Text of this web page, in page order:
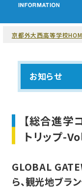
京都外大西高等学校
お知らせ
【総合進学
トリップ-
GLOBAL
ら、観光地ブラ